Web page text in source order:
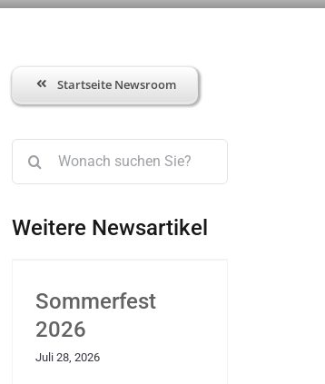
Startseite Newsroom
nach:
Weitere Newsartikel
Sommerfest
2026
Juli 28, 2026